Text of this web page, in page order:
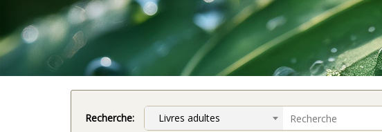
Recherche: Livres adultes